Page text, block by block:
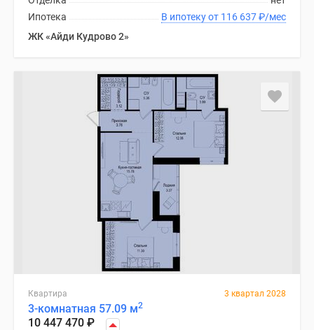
В ипотеку от 116 637₽/мес
Ипотека
ЖК «Айди Кудрово 2»
Квартира 3 квартал 2028
3-комнатная 57.09 м2
10 447 470 ₽